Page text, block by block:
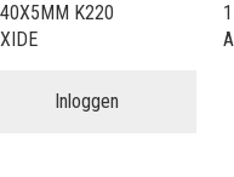
K220
Inloggen